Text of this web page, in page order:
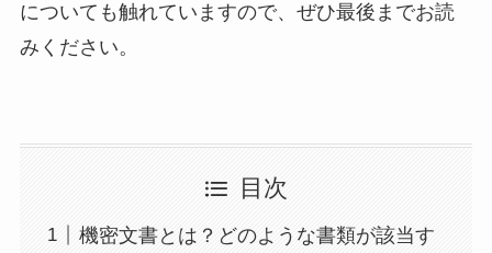
についても触れていますので、ぜひ最後までお読
みください。
目次
機密文書とは？どのような書類が該当す